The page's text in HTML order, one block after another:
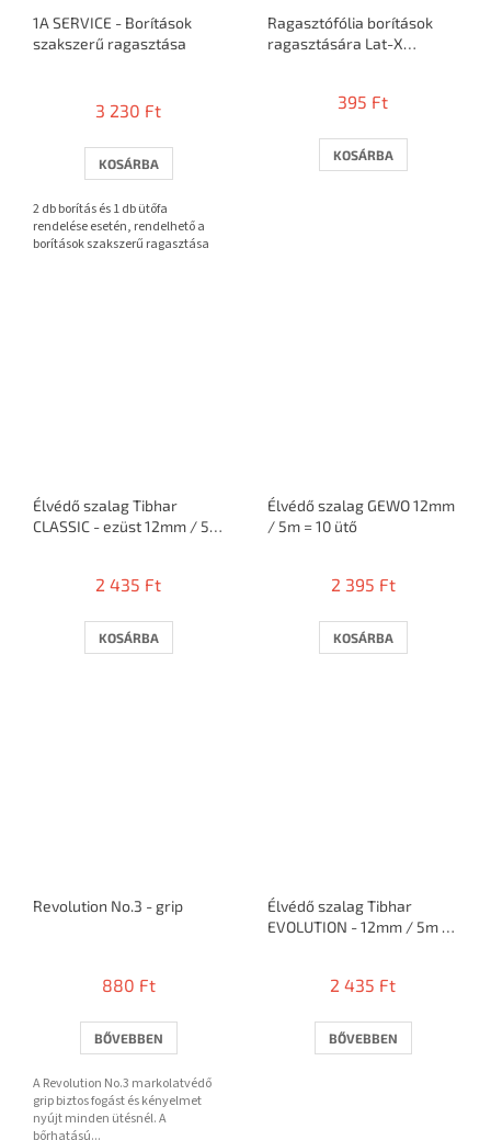
1A SERVICE - Borítások
szakszerű ragasztása
átlagos
5-
ből
csillag.
3 230 Ft
KOSÁRBA
2 db borítás és 1 db ütőfa
rendelése esetén, rendelhető a
borítások szakszerű ragasztása
Ragasztófólia borítások
ragasztására Lat-X
395 Ft
KOSÁRBA
Élvédő szalag Tibhar
CLASSIC - ezüst 12mm / 5m
2 435 Ft
KOSÁRBA
Élvédő szalag GEWO 12mm
/ 5m = 10 ütő
2 395 Ft
KOSÁRBA
Revolution No.3 - grip
880 Ft
BŐVEBBEN
A Revolution No.3 markolatvédő
grip biztos fogást és kényelmet
nyújt minden ütésnél. A
bőrhatású...
Élvédő szalag Tibhar
EVOLUTION - 12mm / 5m =
2 435 Ft
BŐVEBBEN